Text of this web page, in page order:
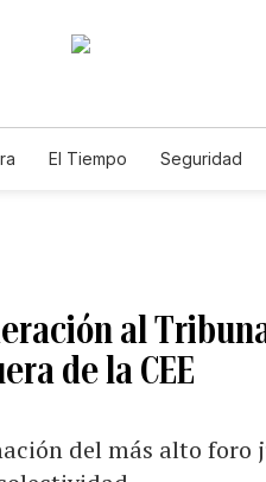
El Tiempo Seguridad
al
de la CEE
del más alto foro